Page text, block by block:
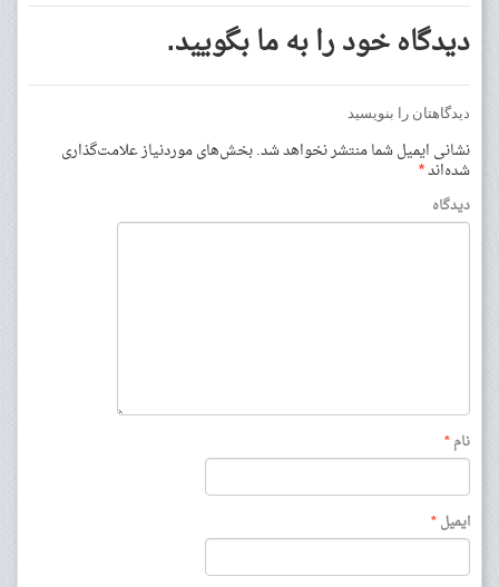
دیدگاه خود را به ما بگویید.
دیدگاهتان را بنویسید
نشانی ایمیل شما منتشر نخواهد شد.بخش‌های موردنیاز علامت‌گذاری
شده‌اند*
دیدگاه
نام*
ایمیل*